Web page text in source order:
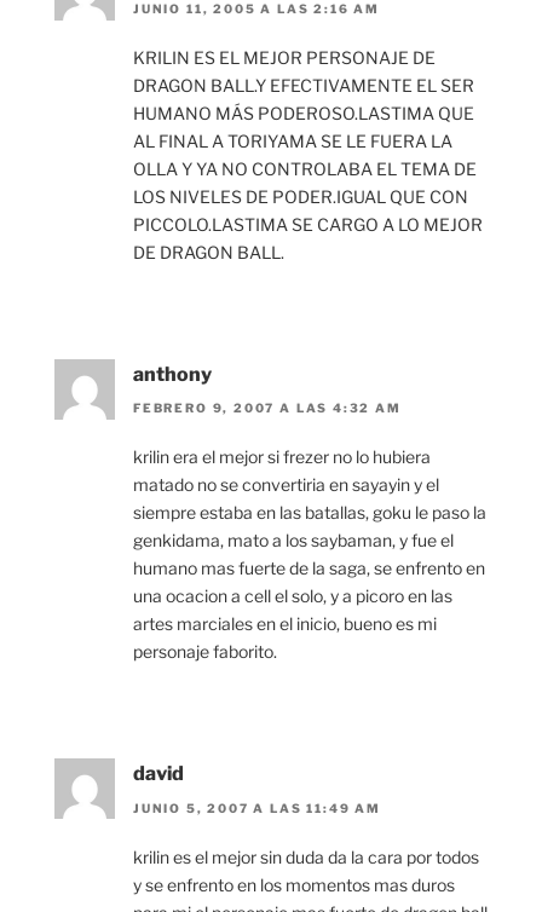
JUNIO 11, 2005 A LAS 2:16 AM
KRILIN ES EL MEJOR PERSONAJE DE
DRAGON BALL.Y EFECTIVAMENTE EL SER
HUMANO MÁS PODEROSO.LASTIMA QUE
AL FINAL A TORIYAMA SE LE FUERA LA
OLLA Y YA NO CONTROLABA EL TEMA DE
LOS NIVELES DE PODER.IGUAL QUE CON
PICCOLO.LASTIMA SE CARGO A LO MEJOR
DE DRAGON BALL.
anthony
FEBRERO 9, 2007 A LAS 4:32 AM
krilin era el mejor si frezer no lo hubiera
matado no se convertiria en sayayin y el
siempre estaba en las batallas, goku le paso la
genkidama, mato a los saybaman, y fue el
humano mas fuerte de la saga, se enfrento en
una ocacion a cell el solo, y a picoro en las
artes marciales en el inicio, bueno es mi
personaje faborito.
david
JUNIO 5, 2007 A LAS 11:49 AM
krilin es el mejor sin duda da la cara por todos
y se enfrento en los momentos mas duros